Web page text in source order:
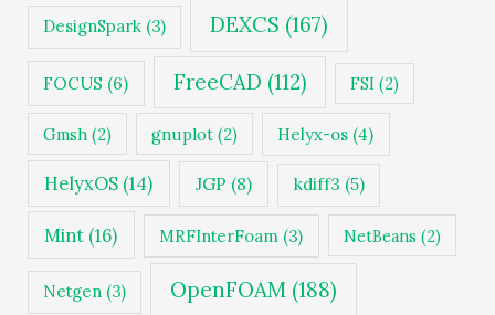
DesignSpark(3) DEXCS (167)
FOCUS (6) FreeCAD (112) FSI (2)
Gmsh(2) gnuplot(2) Helyx-os (4)
HelyxOS (14) JGP (8) kdiff3 (5)
Mint (16) MRFInterFoam (3) NetBeans (2)
Netgen(3) OpenFOAM (188)